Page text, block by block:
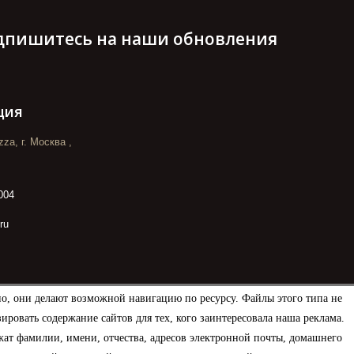
они делают возможной навигацию по ресурсу. Файлы этого типа не
содержание сайтов для тех, кого заинтересовала наша реклама.
фамилии, имени, отчества, адресов электронной почты, домашнего
на наши обновления
г. Москва ,